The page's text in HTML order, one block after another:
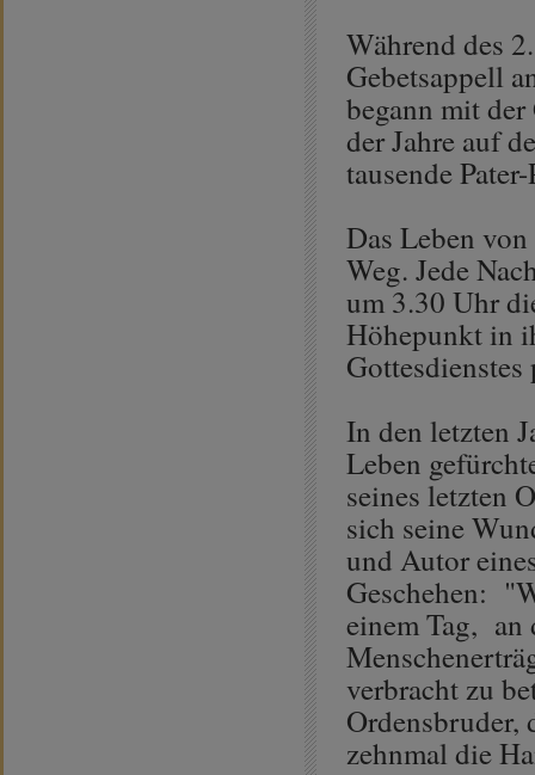
Während des
Gebetsappell
begann mit
der Jahre auf
tausende
Das Leben
Weg. Jede
um 3.30 Uhr
Höhepunkt in
In den letzten
Leben
seines letzten
sich seine
und Autor
Geschehen:
einem Tag, an
verbracht zu
Ordensbruder,
zehnmal die